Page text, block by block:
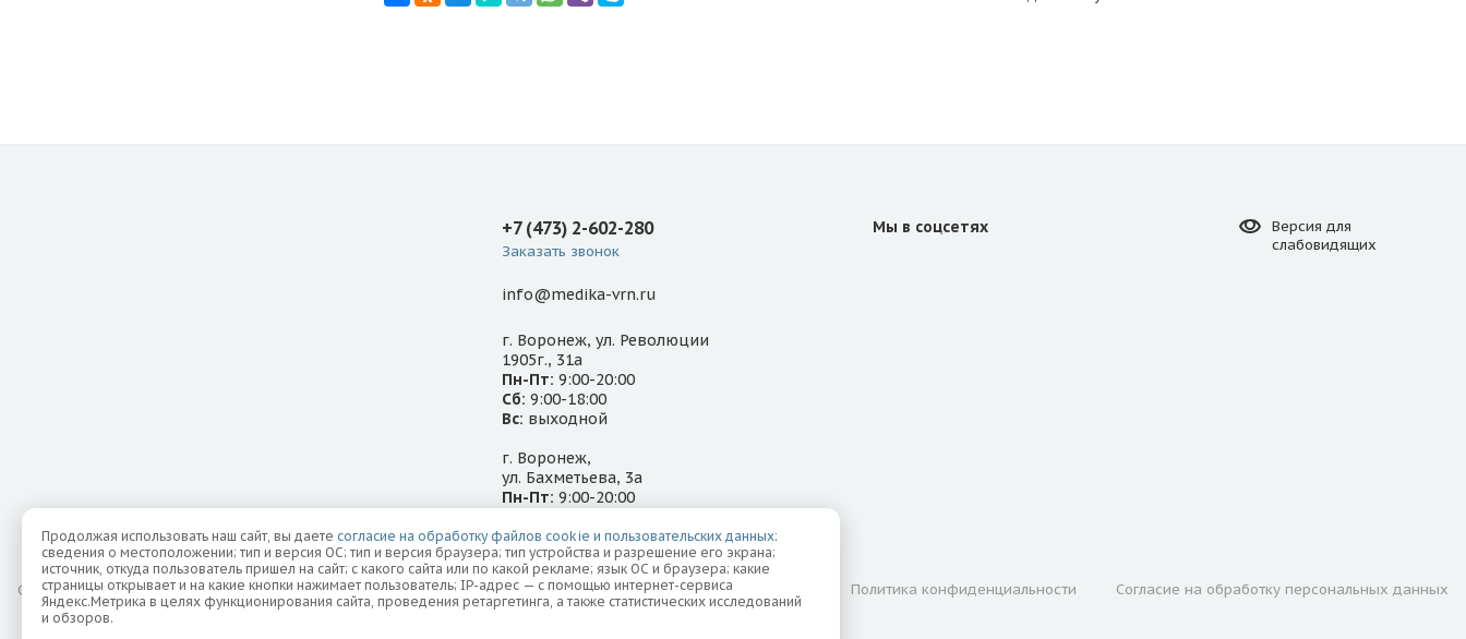
+7 (473) 2-602-280
Заказать звонок
info@medika-vrn.ru
г. Воронеж, ул. Революции
1905г., 31а
Пн-Пт: 9:00-20:00
Сб: 9:00-18:00
Вс: выходной
г. Воронеж,
ул. Бахметьева, 3а
Пн-Пт: 9:00-20:00
Мы в соцсетях
Версия для
слабовидящих
© 2026 Все права защищены. Лицензии Надзорные органы Политика конфиденциальности Согласие на обработку персональных данных
Продолжая использовать наш сайт, вы даете согласие на обработку файлов cookie и пользовательских данных:
сведения о местоположении; тип и версия ОС; тип и версия браузера; тип устройства и разрешение его экрана;
источник, откуда пользователь пришел на сайт; с какого сайта или по какой рекламе; язык ОС и браузера; какие
страницы открывает и на какие кнопки нажимает пользователь; IP-адрес — с помощью интернет-сервиса
Яндекс.Метрика в целях функционирования сайта, проведения ретаргетинга, а также статистических исследований
и обзоров.